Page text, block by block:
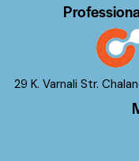
29 K. Varnali Str.